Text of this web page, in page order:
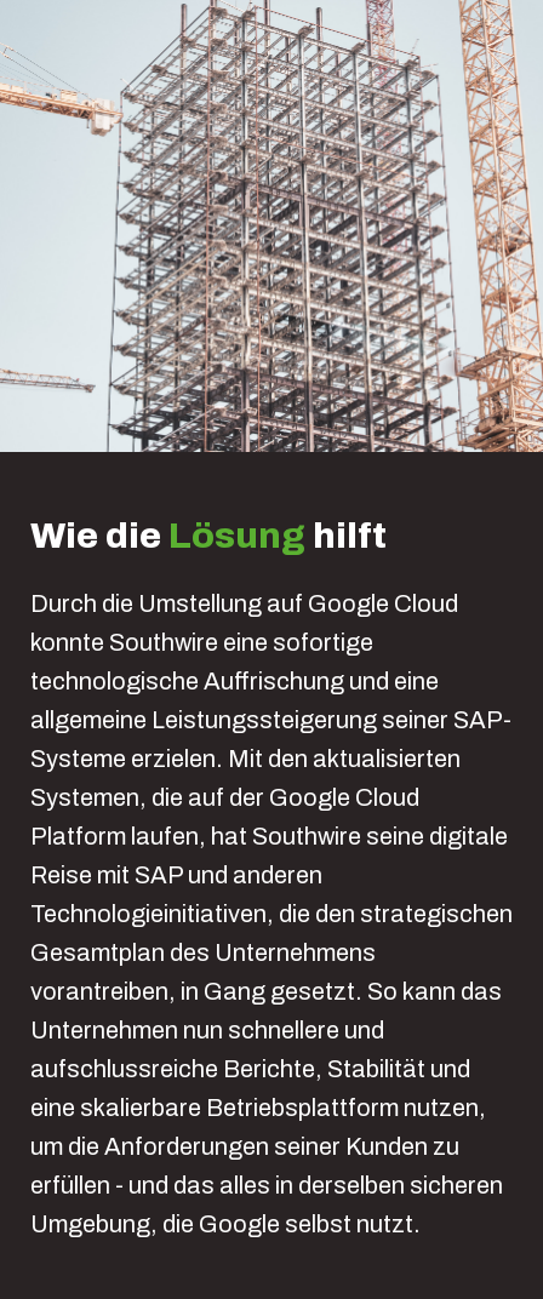
Wie die Lösung hilft
Durch die Umstellung auf Google Cloud
konnte Southwire eine sofortige
technologische Auffrischung und eine
allgemeine Leistungssteigerung seiner SAP-
Systeme erzielen. Mit den aktualisierten
Systemen, die auf der Google Cloud
Platform laufen, hat Southwire seine digitale
Reise mit SAP und anderen
Technologieinitiativen, die den strategischen
Gesamtplan des Unternehmens
vorantreiben, in Gang gesetzt. So kann das
Unternehmen nun schnellere und
aufschlussreiche Berichte, Stabilität und
eine skalierbare Betriebsplattform nutzen,
um die Anforderungen seiner Kunden zu
erfüllen - und das alles in derselben sicheren
Umgebung, die Google selbst nutzt.